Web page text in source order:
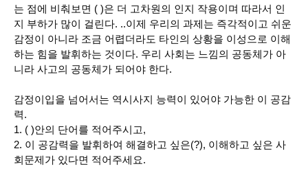
는 점에 비춰보면 ( )은 더 고차원의 인지 작용이며 따라서 인
지 부하가 많이 걸린다. ..이제 우리의 과제는 즉각적이고 쉬운
감정이 아니라 조금 어렵더라도 타인의 상황을 이성으로 이해
하는 힘을 발휘하는 것이다. 우리 사회는 느낌의 공동체가 아
니라 사고의 공동체가 되어야 한다.
감정이입을 넘어서는 역시사지 능력이 있어야 가능한 이 공감
력.
1. ( )안의 단어를 적어주시고,
2. 이 공감력을 발휘하여 해결하고 싶은(?), 이해하고 싶은 사
회문제가 있다면 적어주세요.